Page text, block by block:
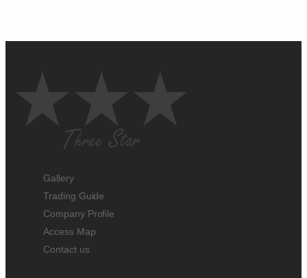
Gallery
Trading Guide
Company Profile
Access Map
Contact us